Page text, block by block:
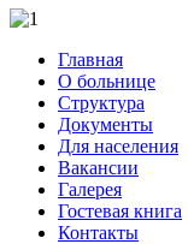
Главная
О больнице
Структура
Документы
Для населения
Вакансии
Галерея
Гостевая книга
Контакты